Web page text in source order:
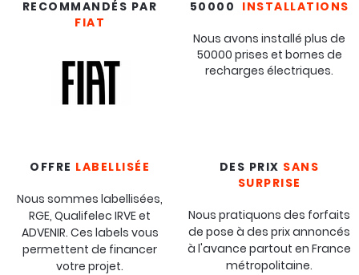
RECOMMANDÉS PAR
FIAT
50000 INSTALLATIONS
Nous avons installé plus de
50000 prises et bornes de
recharges électriques.
OFFRE LABELLISÉE
Nous sommes labellisées,
RGE, Qualifelec IRVE et
ADVENIR. Ces labels vous
permettent de financer
votre projet.
DES PRIX SANS
SURPRISE
Nous pratiquons des forfaits
de pose à des prix annoncés
à l'avance partout en France
métropolitaine.